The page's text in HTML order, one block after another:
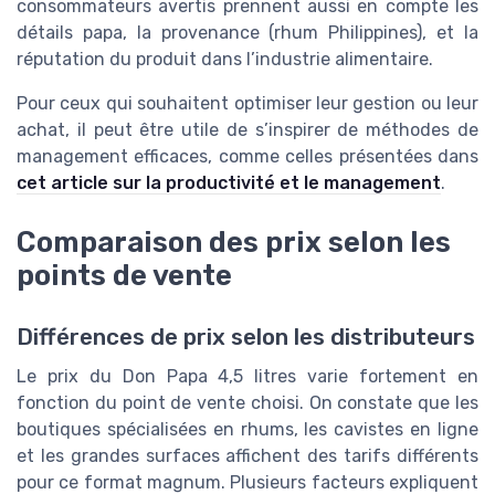
consommateurs avertis prennent aussi en compte les
détails papa, la provenance (rhum Philippines), et la
réputation du produit dans l’industrie alimentaire.
Pour ceux qui souhaitent optimiser leur gestion ou leur
achat, il peut être utile de s’inspirer de méthodes de
management efficaces, comme celles présentées dans
cet article sur la productivité et le management.
Comparaison des prix selon les
points de vente
Différences de prix selon les distributeurs
Le prix du Don Papa 4,5 litres varie fortement en
fonction du point de vente choisi. On constate que les
boutiques spécialisées en rhums, les cavistes en ligne
et les grandes surfaces affichent des tarifs différents
pour ce format magnum. Plusieurs facteurs expliquent